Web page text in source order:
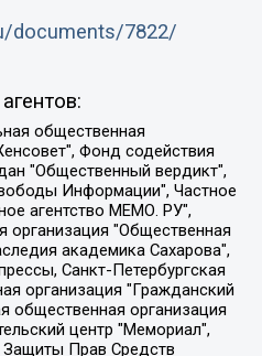
documents/7822/
Валерьевна, Заговора Максим Александрович, Межрегиональное общественное движение "Российская ЛГБТ - сеть", Оленичев Максим Владимирович, Павлов Иван Юрьевич, Скворцова Елена Сергеевна, Общество с ограниченной ответственностью "Как бы инагент", Кочетков Игорь Викторович, Общество с ограниченной ответственностью "Честные выборы", Еланчик Олег Александрович, Общество с ограниченной ответственностью "Нобелевский призыв", Гималова Регина Эмилевна, Григорьев Андрей Валерьевич, Григорьева Алина Александровна, Ассоциация по содействию защите прав призывников, альтернативнослужащих и военнослужащих "Правозащитная группа "Гражданин.Армия.Право", Хисамова Регина Фаритовна, Автономная некоммерческая организация по реализации социально-правовых программ "Лилит", Дальневосточное общественное движение "Маяк", Санкт-Петербургская ЛГБТ-инициативная группа "Выход", Инициативная группа ЛГБТ+ "Реверс", Алексеев Андрей Викторович, Бекбулатова Таисия Львовна, Беляев Иван Михайлович, Владыкина Елена Сергеевна, Гельман Марат Александрович, Никульшина Вероника Юрьевна, Толоконникова Надежда Андреевна, Шендерович Виктор Анатольевич, Общество с ограниченной ответственностью "Данное сообщение", Общество с ограниченной ответственностью Издательский дом "Новая глава", Айнбиндер Александра Александровна, Московский комьюнити-центр для ЛГБТ+инициатив, Благотворительный фонд развития филантропии, Deutsche Welle (Германия, Kurt-Schumacher-Strasse 3, 53113 Bonn), Борзунова Мария Михайловна, Воробьев Виктор Викторович, Голубева Анна Львовна, Константинова Алла Михайловна, Малкова Ирина Владимировна, Мурадов Мурад Абдулгалимович, Осетинская Елизавета Николаевна, Понасенков Евгений Николаевич, Ганапольский Матвей Юрьевич, Киселев Евгений Алексеевич, Борухович Ирина Григорьевна, Дремин Иван Тимофеевич, Дубровский Дмитрий Викторович, Красноярская региональная общественная организация поддержки и развития альтернативных образовательных технологий и межкультурных коммуникаций "ИНТЕРРА", Маяковская Екатерина Алексеевна, Фейгин Марк Захарович, Филимонов Андрей Викторович, Дзугкоева Регина Николаевна, Доброхотов Роман Александрович, Дудь Юрий Александрович, Елкин Сергей Владимирович, Кругликов Кирилл Игоревич, Сабунаева Мария Леонидовна, Семенов Алексей Владимирович, Шаинян Карен Багратович, Шульман Екатерина Михайловна, Асафьев Артур Валерьевич, Вахштайн Виктор Семенович, Венедиктов Алексей Алексеевич, Лушникова Екатерина Евгеньевна, Волков Леонид Михайлович, Невзоров Александр Глебович, Пархоменко Сергей Борисович, Сироткин Ярослав Николаевич, Кара-Мурза Владимир Владимирович, Баранова Наталья Владимировна, Гозман Леонид Яковлевич, Кагарлицкий Борис Юльевич, Климарев Михаил Валерьевич, Милов Владимир Станиславович, Автономная некоммерческая организация Краснодарский центр современного искусства "Типография", Моргенштерн Алишер Тагирович, Соболь Любовь Эдуардовна, Общество с ограниченной ответственностью "ЛИЗА НОРМ", Каспаров Гарри Кимович, Ходорковский Михаил Борисович, Общество с ограниченной ответственностью "Апрельские тезисы", Данилович Ирина Брониславовна, Кашин Олег Владимирович, Петров Николай Владимирович, Пивоваров Алексей Владимирович, Соколов Михаил Владимирович, Цветкова Юлия Владимировна, Чичваркин Евгений Александрович, Комитет против пыток/Команда против пыток, Общество с ограниченной ответственностью "Первый научный", Общество с ограниченной ответственностью "Вертолет и ко", Белоцерковская Вероника Борисовна, Кац Максим Евгеньевич, Лазарева Татьяна Юрьевна, Шаведдинов Руслан Табризович, Яшин Илья Валерьевич, Общество с ограниченной ответственностью "Иноагент ААВ", Алешковский Дмитрий Петрович, Альбац Евгения Марковна, Быков Дмитрий Львович, Галямина Юлия Евгеньевна, Лойко Сергей Леонидович, Мартынов Кирилл Константинович, Медведев Сергей Александрович, Крашенинников Федор Геннадиевич, Гордеева Катерина Вл